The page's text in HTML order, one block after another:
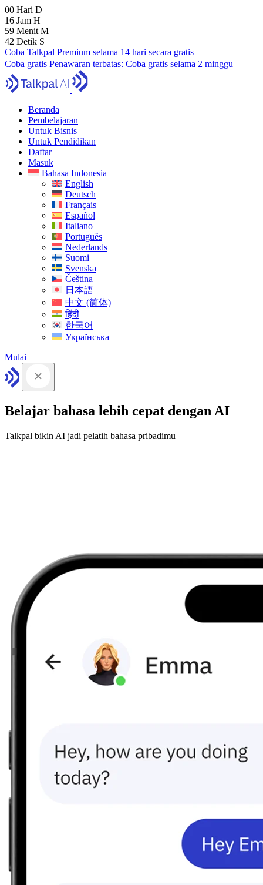
00 Hari D
16 Jam H
59 Menit M
41 Detik S
Coba Talkpal Premium selama 14 hari secara gratis
Coba gratis Penawaran terbatas: Coba gratis selama 2 minggu
Beranda
Pembelajaran
Untuk Bisnis
Untuk Pendidikan
Daftar
Masuk
Bahasa Indonesia
English
Deutsch
Français
Español
Italiano
Português
Nederlands
Suomi
Svenska
Čeština
日本語
中文 (简体)
हिंदी
한국어
Українська
Mulai
Belajar bahasa lebih cepat dengan AI
Talkpal bikin AI jadi pelatih bahasa pribadimu